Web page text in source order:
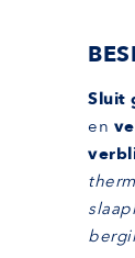
Sluit
en